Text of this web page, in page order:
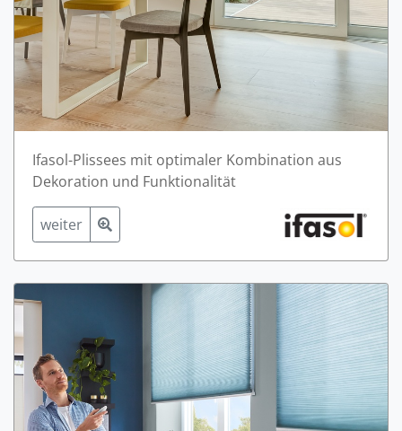
Ifasol-Plissees mit optimaler Kombination aus
Dekoration und Funktionalität
weiter